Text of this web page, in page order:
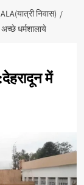
निवास)
धर्मशालाये
में